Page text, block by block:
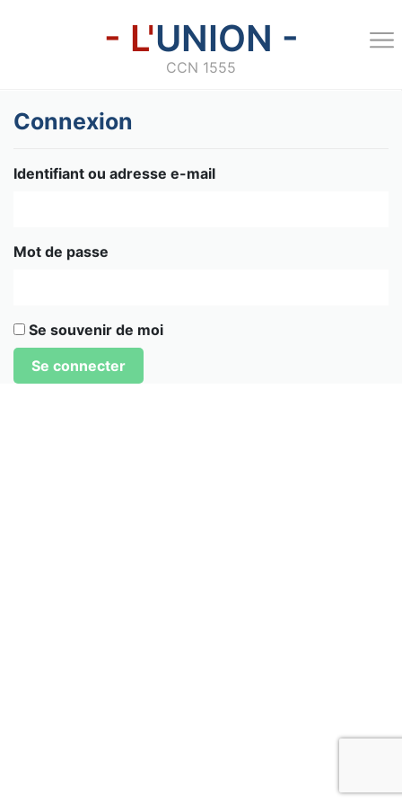
- L'UNION -
CCN 1555
Connexion
Identifiant ou adresse e-mail
Mot de passe
Se souvenir de moi